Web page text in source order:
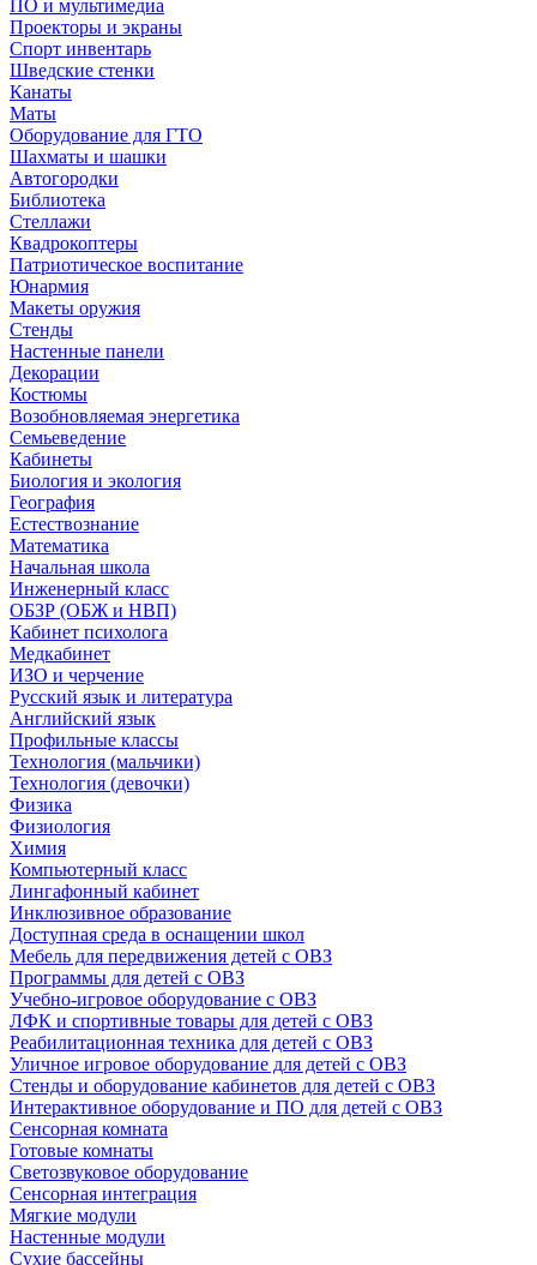
ПО и мультимедиа
Проекторы и экраны
Спорт инвентарь
Шведские стенки
Канаты
Маты
Оборудование для ГТО
Шахматы и шашки
Автогородки
Библиотека
Стеллажи
Квадрокоптеры
Патриотическое воспитание
Юнармия
Макеты оружия
Стенды
Настенные панели
Декорации
Костюмы
Возобновляемая энергетика
Семьеведение
Кабинеты
Биология и экология
География
Естествознание
Математика
Начальная школа
Инженерный класс
ОБЗР (ОБЖ и НВП)
Кабинет психолога
Медкабинет
ИЗО и черчение
Русский язык и литература
Английский язык
Профильные классы
Технология (мальчики)
Технология (девочки)
Физика
Физиология
Химия
Компьютерный класс
Лингафонный кабинет
Инклюзивное образование
Доступная среда в оснащении школ
Мебель для передвижения детей с ОВЗ
Программы для детей с ОВЗ
Учебно-игровое оборудование с ОВЗ
ЛФК и спортивные товары для детей с ОВЗ
Реабилитационная техника для детей с ОВЗ
Уличное игровое оборудование для детей с ОВЗ
Стенды и оборудование кабинетов для детей с ОВЗ
Интерактивное оборудование и ПО для детей с ОВЗ
Сенсорная комната
Готовые комнаты
Светозвуковое оборудование
Сенсорная интеграция
Мягкие модули
Настенные модули
Сухие бассейны